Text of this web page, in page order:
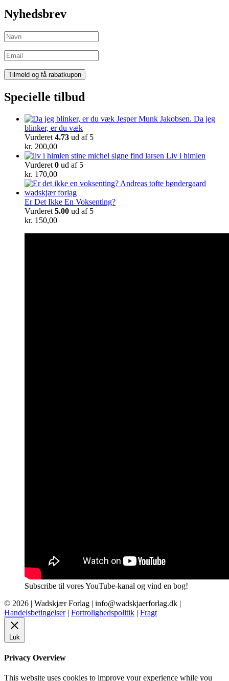
Nyhedsbrev
Specielle tilbud
Da jeg
blinker, er du væk
Vurderet 4.73 ud af 5
kr. 200,00
Liv i himlen
Vurderet 0 ud af 5
kr. 170,00
Er Det Ikke En Voksenting?
Vurderet 5.00 ud af 5
kr. 150,00
Subscribe til vores YouTube-kanal og vind en bog!
© 2026 | Wadskjær Forlag | info@wadskjaerforlag.dk |
Handelsbetingelser| Fortrolighedspolitik | Fragt
Luk
Privacy Overview
This website uses cookies to improve your experience while you